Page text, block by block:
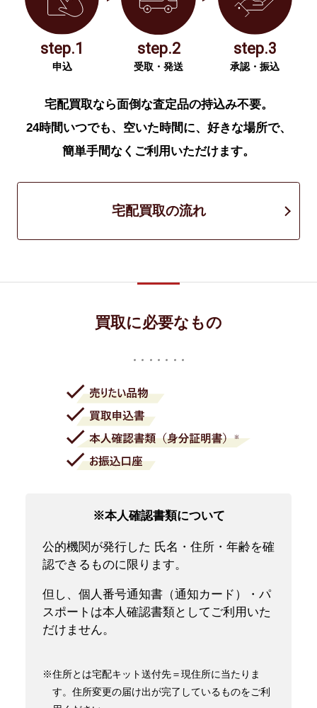
step.1
申込
step.2
受取・発送
step.3
承認・振込
宅配買取なら面倒な査定品の持込み不要。
24時間いつでも、空いた時間に、好きな場所で、
簡単手間なくご利用いただけます。
宅配買取の流れ
買取に必要なもの
※本人確認書類について
公的機関が発行した 氏名・住所・年齢を確
認できるものに限ります。
但し、個人番号通知書（通知カード）・パ
スポートは本人確認書類としてご利用いた
だけません。
※住所とは宅配キット送付先＝現住所に当たりま
す。住所変更の届け出が完了しているものをご利